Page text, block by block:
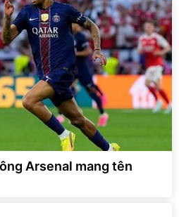
Arsenal mang tên